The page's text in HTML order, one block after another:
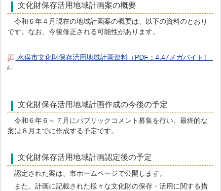
文化財保存活用地域計画案の概要
令和６年４月現在の地域計画案の概要は、以下の資料のとおり
です。なお、今後修正される可能性があります。
水俣市文化財保存活用地域計画資料（PDF：4.47メガバイト）
文化財保存活用地域計画作成の今後の予定
令和６年６～７月にパブリックコメント募集を行い、最終的な
案は８月までに作成する予定です。
文化財保存活用地域計画認定後の予定
認定された案は、市ホームページで公開します。
また、計画に記載された様々な文化財の保存・活用に関する措